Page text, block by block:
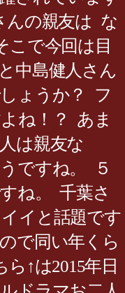
んの親友は な
こで今回は目
中島健人さん
ょうか？ フ
ね！？ あま
は親友な
ですね。 ５
ね。 千葉さ
イと話題です
で同い年くら
↑は2015年日